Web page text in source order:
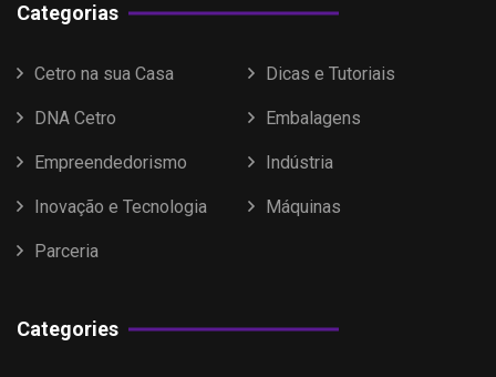
Categorias
Cetro na sua Casa Dicas e Tutoriais
DNA Cetro Embalagens
Empreendedorismo Indústria
Inovação e Tecnologia Máquinas
Parceria
Categories